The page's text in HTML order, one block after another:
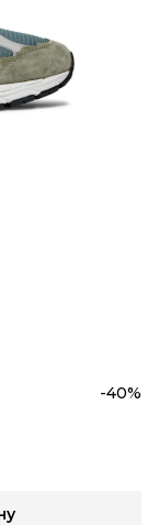
-40%